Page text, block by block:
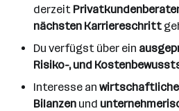
derzeit
nächsten Karriereschritt
Du verfügst über ein
Risiko-, und
Interesse an
Bilanzen und